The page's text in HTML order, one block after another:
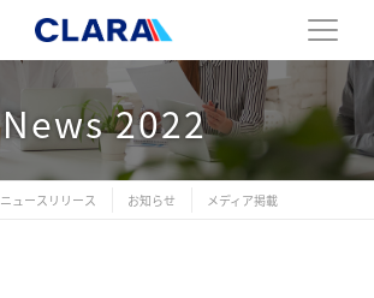
News 2022
ニュースリリース お知らせ メディア掲載